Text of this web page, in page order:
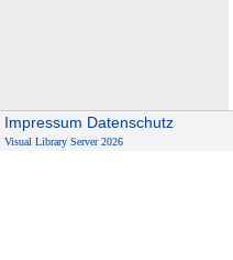
Impressum Datenschutz
Visual Library Server 2026